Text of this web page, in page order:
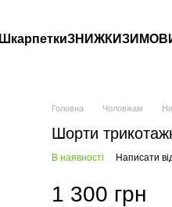
ШкарпеткиЗНИЖКИ
Головна Чоловікам
Шорти
В наявності Написати
1 300 грн